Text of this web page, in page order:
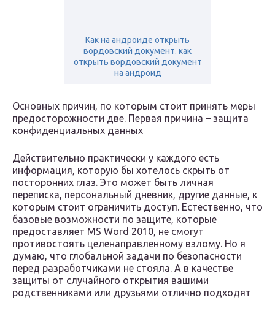
Как на андроиде открыть
вордовский документ. как
открыть вордовский документ
на андроид
Основных причин, по которым стоит принять меры
предосторожности две. Первая причина – защита
конфиденциальных данных
Действительно практически у каждого есть
информация, которую бы хотелось скрыть от
посторонних глаз. Это может быть личная
переписка, персональный дневник, другие данные, к
которым стоит ограничить доступ. Естественно, что
базовые возможности по защите, которые
предоставляет MS Word 2010, не смогут
противостоять целенаправленному взлому. Но я
думаю, что глобальной задачи по безопасности
перед разработчиками не стояла. А в качестве
защиты от случайного открытия вашими
родственниками или друзьями отлично подходят